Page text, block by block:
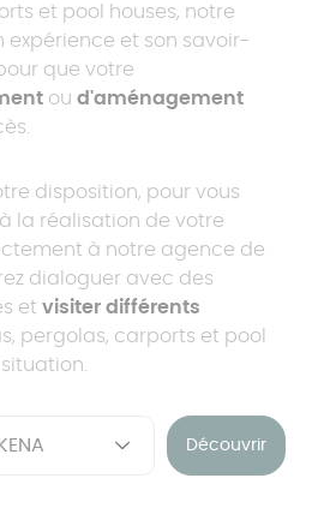
et pool houses, notre
expérience et son savoir-
que votre
oud'aménagement
disposition, pour vous
la réalisation de votre
à notre agence de
dialoguer avec des
etvisiter différents
pergolas, carports et pool
Découvrir